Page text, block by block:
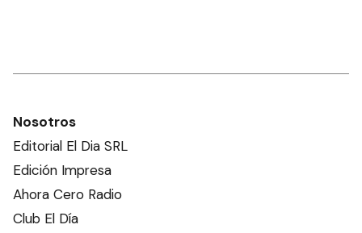
Nosotros
Editorial El Dia SRL
Edición Impresa
Ahora Cero Radio
Club El Día